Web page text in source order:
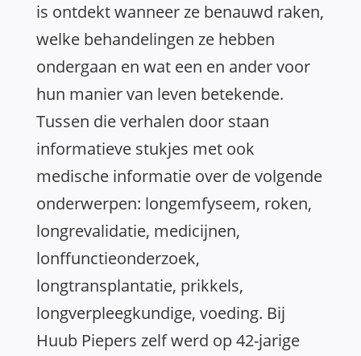
is ontdekt wanneer ze benauwd raken,
welke behandelingen ze hebben
ondergaan en wat een en ander voor
hun manier van leven betekende.
Tussen die verhalen door staan
informatieve stukjes met ook
medische informatie over de volgende
onderwerpen: longemfyseem, roken,
longrevalidatie, medicijnen,
lonffunctieonderzoek,
longtransplantatie, prikkels,
longverpleegkundige, voeding. Bij
Huub Piepers zelf werd op 42-jarige